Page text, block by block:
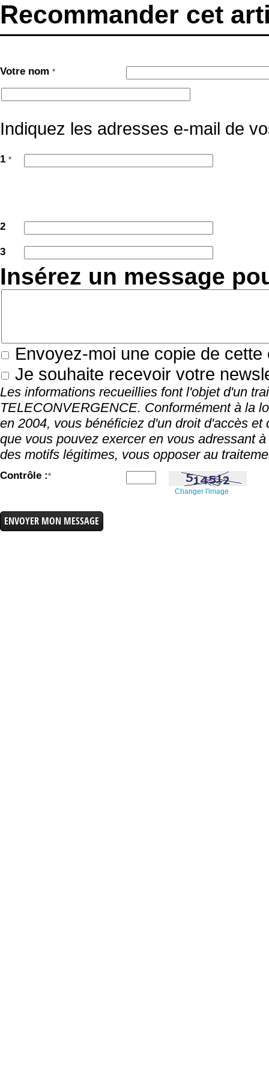
Recommander cet
Votre nom *
Indiquez les adresses e-mail de
1 *
2
3
Insérez un message
Envoyez-moi une copie de cette
Je souhaite recevoir votre
Les informations recueillies font l'objet d'un
TELECONVERGENCE. Conformément à la
en 2004, vous bénéficiez d'un droit d'accès
que vous pouvez exercer en vous adressant
des motifs légitimes, vous opposer au
Contrôle :*
Changer l'image
ENVOYER MON MESSAGE